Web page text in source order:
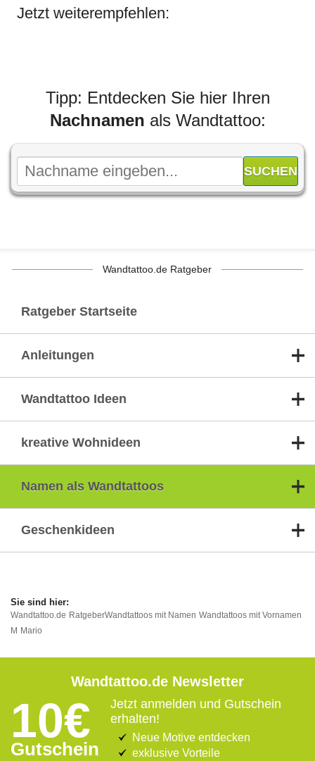
Jetzt weiterempfehlen:
Tipp: Entdecken Sie hier Ihren
Nachnamen als Wandtattoo:
Wandtattoo.de Ratgeber
Ratgeber Startseite
Anleitungen
Wandtattoo Ideen
kreative Wohnideen
Namen als Wandtattoos
Geschenkideen
Wandtattoo.de RatgeberWandtattoos mit Namen Wandtattoos mit Vornamen
M Mario
Wandtattoo.de Newsletter
10€
Gutschein
Jetzt anmelden und Gutschein
erhalten!
Neue Motive entdecken
exklusive Vorteile